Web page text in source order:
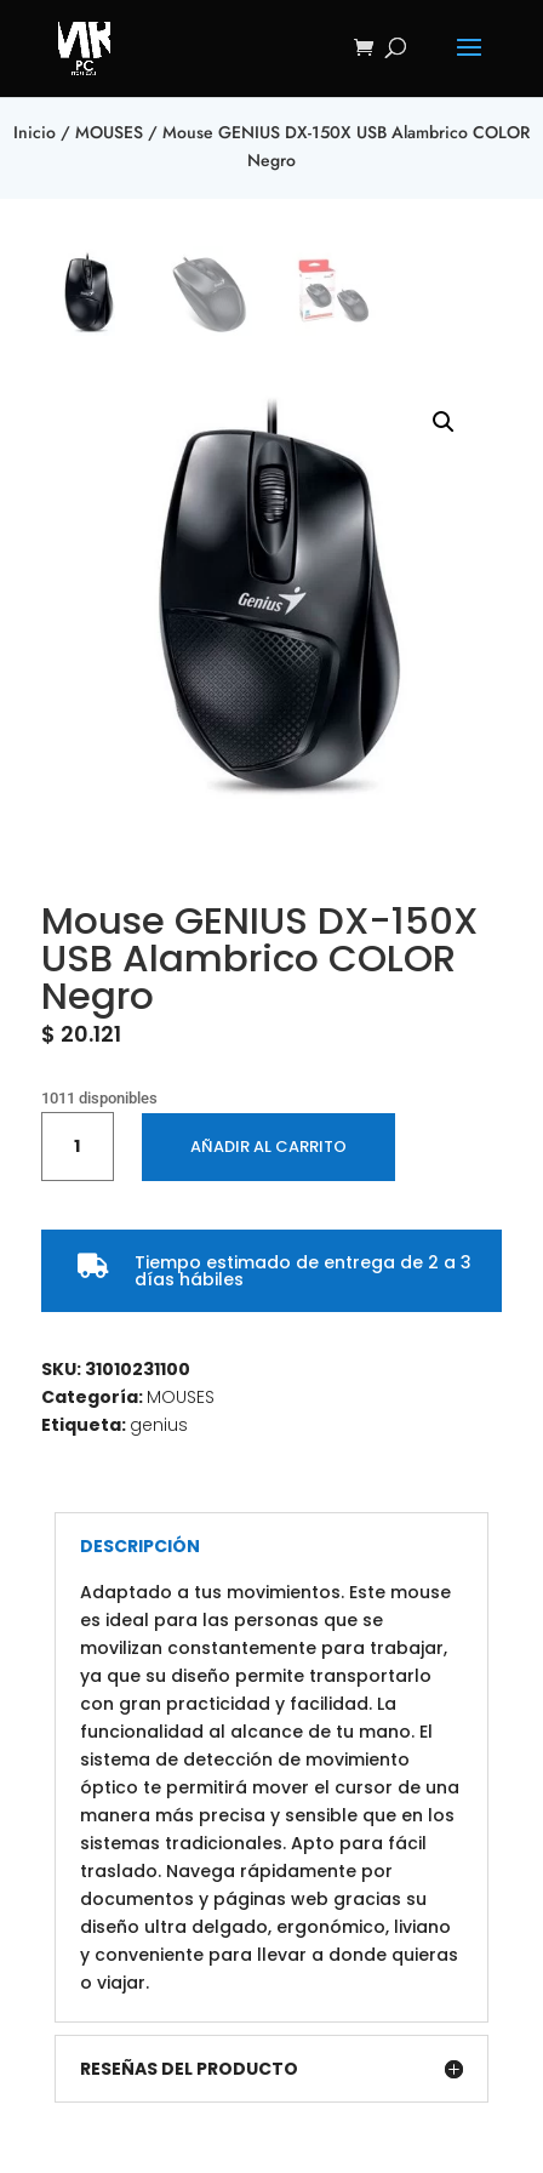
Inicio / MOUSES / Mouse GENIUS DX-150X USB Alambrico COLOR
Negro
Mouse GENIUS DX-150X
USB Alambrico COLOR
Negro
$ 20.121
1011 disponibles
GENIUS
DX-
USB
Alambrico
Negro
AÑADIR AL CARRITO
 Tiempo estimado de entrega de 2 a 3
días hábiles
SKU: 31010231100
Categoría: MOUSES
Etiqueta: genius
DESCRIPCIÓN
Adaptado a tus movimientos. Este mouse
es ideal para las personas que se
movilizan constantemente para trabajar,
ya que su diseño permite transportarlo
con gran practicidad y facilidad. La
funcionalidad al alcance de tu mano. El
sistema de detección de movimiento
óptico te permitirá mover el cursor de una
manera más precisa y sensible que en los
sistemas tradicionales. Apto para fácil
traslado. Navega rápidamente por
documentos y páginas web gracias su
diseño ultra delgado, ergonómico, liviano
y conveniente para llevar a donde quieras
o viajar.
RESEÑAS DEL PRODUCTO